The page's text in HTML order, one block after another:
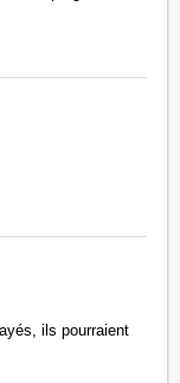
ils pourraient